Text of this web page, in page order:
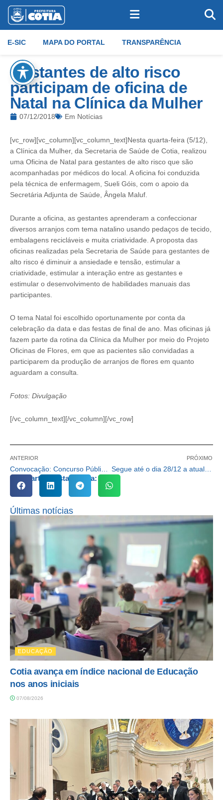
E-SIC MAPA DO PORTAL TRANSPARÊNCIA
Gestantes de alto risco
participam de oficina de
Natal na Clínica da Mulher
07/12/2018 Em Notícias
[vc_row][vc_column][vc_column_text]Nesta quarta-feira (5/12),
a Clínica da Mulher, da Secretaria de Saúde de Cotia, realizou
uma Oficina de Natal para gestantes de alto risco que são
acompanhadas por médicos do local. A oficina foi conduzida
pela técnica de enfermagem, Sueli Góis, com o apoio da
Secretária Adjunta de Saúde, Ângela Maluf.
Durante a oficina, as gestantes aprenderam a confeccionar
diversos arranjos com tema natalino usando pedaços de tecido,
embalagens recicláveis e muita criatividade. A proposta das
oficinas realizadas pela Secretaria de Saúde para gestantes de
alto risco é diminuir a ansiedade e tensão, estimular a
criatividade, estimular a interação entre as gestantes e
estimular o desenvolvimento de habilidades manuais das
participantes.
O tema Natal foi escolhido oportunamente por conta da
celebração da data e das festas de final de ano. Mas oficinas já
fazem parte da rotina da Clínica da Mulher por meio do Projeto
Oficinas de Flores, em que as pacientes são convidadas a
participarem da produção de arranjos de flores em quanto
aguardam a consulta.
Fotos: Divulgação
[/vc_column_text][/vc_column][/vc_row]
ANTERIOR PRÓXIMO
Segue até o dia 28/12 a atualização dos permissionários de jazigos municipais
Compartilhe esta notícia:
Últimas notícias
EDUCAÇÃO
Cotia avança em índice nacional de Educação
nos anos iniciais
07/08/2026